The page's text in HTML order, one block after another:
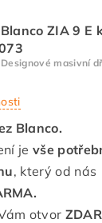
ZIA 9 E
masivní
Blanco.
jevše
, který od nás
otvor